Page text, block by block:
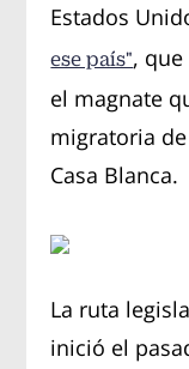
Estados
ese país",
el magnate
migratoria
Casa Blanca.
La ruta
inició el